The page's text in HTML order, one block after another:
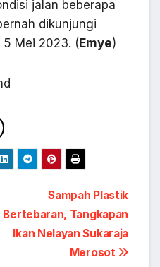
jalan beberapa
dikunjungi
5 Mei 2023. (Emye)
Sampah Plastik
Bertebaran, Tangkapan
Ikan Nelayan Sukaraja
Merosot